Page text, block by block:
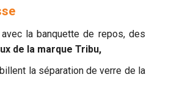
avec la banquette de repos, des
de la marque Tribu,
la séparation de verre de la